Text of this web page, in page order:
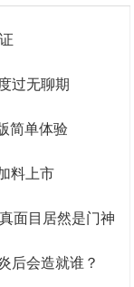
过无聊期
简单体验
料上市
面目居然是门神
后会造就谁？